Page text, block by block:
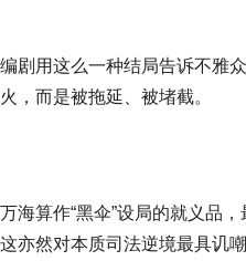
编剧用这么一种结局告诉不雅
火，而是被拖延、被堵截。
万海算作“黑伞”设局的就义品
这亦然对本质司法逆境最具讥